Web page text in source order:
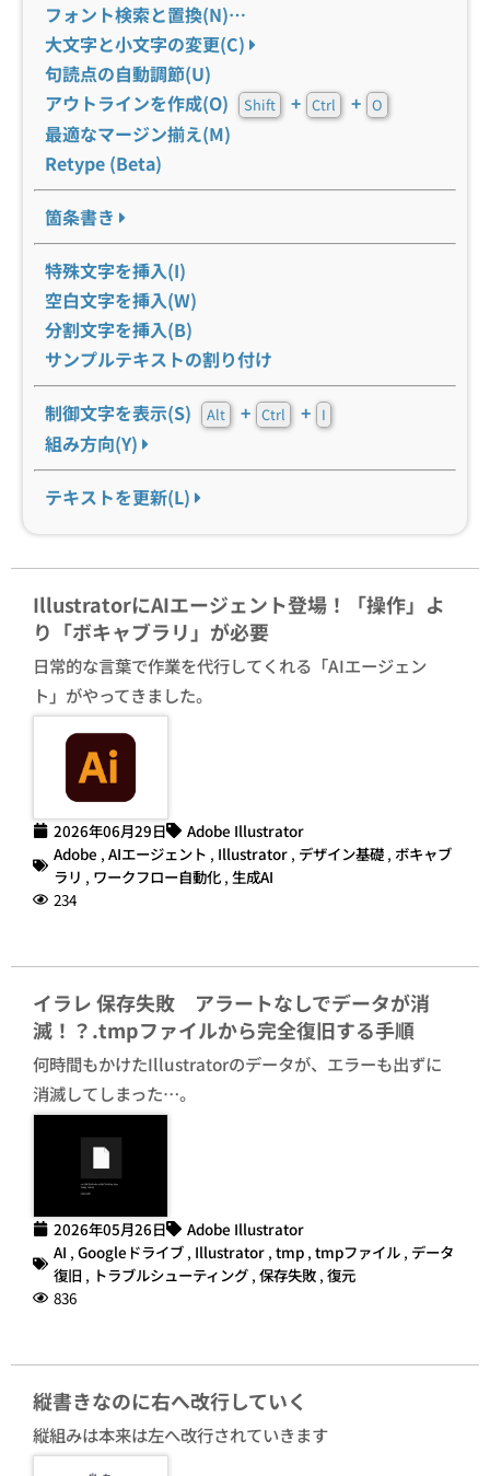
フォント検索と置換(N)…
大文字と小文字の変更(C)
句読点の自動調節(U)
アウトラインを作成(O)
Shift + Ctrl + O
最適なマージン揃え(M)
Retype (Beta)
箇条書き
特殊文字を挿入(I)
空白文字を挿入(W)
分割文字を挿入(B)
サンプルテキストの割り付け
制御文字を表示(S) Alt + Ctrl + I
組み方向(Y)
テキストを更新(L)
IllustratorにAIエージェント登場！「操作」よ
り「ボキャブラリ」が必要
日常的な言葉で作業を代行してくれる「AIエージェン
ト」がやってきました。
2026年06月29日
Adobe Illustrator
Adobe , AIエージェント , Illustrator , デザイン基礎 , ボキャブ
ラリ , ワークフロー自動化 , 生成AI
234
イラレ 保存失敗 アラートなしでデータが消
滅！？.tmpファイルから完全復旧する手順
何時間もかけたIllustratorのデータが、エラーも出ずに
消滅してしまった…。
2026年05月26日
Adobe Illustrator
AI , Googleドライブ , Illustrator , tmp , tmpファイル , データ
復旧 , トラブルシューティング , 保存失敗 , 復元
836
縦書きなのに右へ改行していく
縦組みは本来は左へ改行されていきます